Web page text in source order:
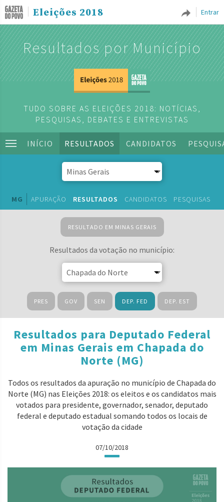
Entrar
Eleições 2018
Resultados por Município
TUDO SOBRE AS ELEIÇÕES 2018: NOTÍCIAS,
PESQUISAS, DEBATES E ENTREVISTAS
INÍCIO RESULTADOS CANDIDATOS
MG APURAÇÃO RESULTADOS CANDIDATOS PESQUISAS
RESULTADO EM MINAS GERAIS
Resultados da votação no município:
PRES GOV SEN DEP. FED DEP. EST
Resultados para Deputado Federal
em Minas Gerais em Chapada do
Norte (MG)
Todos os resultados da apuração no município de Chapada do
Norte (MG) nas Eleições 2018: os eleitos e os candidatos mais
votados para presidente, governador, senador, deputado
federal e deputado estadual somando todos os locais de
votação da cidade
07/10/2018